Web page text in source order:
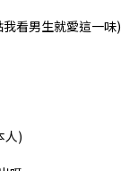
看男生就愛這一味)
人)